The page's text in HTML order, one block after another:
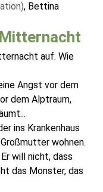
, Bettina
auf. Wie
Angst vor dem
dem Alptraum,
ins Krankenhaus
wohnen.
will nicht, dass
das Monster, das